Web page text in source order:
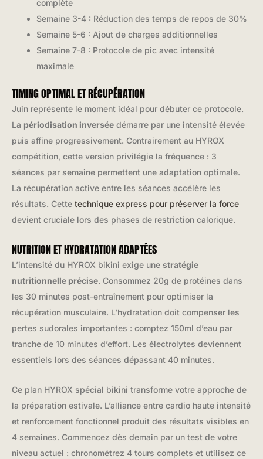
complète
Semaine 3-4 : Réduction des temps de repos de 30%
Semaine 5-6 : Ajout de charges additionnelles
Semaine 7-8 : Protocole de pic avec intensité
maximale
TIMING OPTIMAL ET RÉCUPÉRATION
Juin représente le moment idéal pour débuter ce protocole.
La périodisation inversée démarre par une intensité élevée
puis affine progressivement. Contrairement au HYROX
compétition, cette version privilégie la fréquence : 3
séances par semaine permettent une adaptation optimale.
La récupération active entre les séances accélère les
résultats. Cette technique express pour préserver la force
devient cruciale lors des phases de restriction calorique.
NUTRITION ET HYDRATATION ADAPTÉES
L’intensité du HYROX bikini exige une stratégie
nutritionnelle précise. Consommez 20g de protéines dans
les 30 minutes post-entraînement pour optimiser la
récupération musculaire. L’hydratation doit compenser les
pertes sudorales importantes : comptez 150ml d’eau par
tranche de 10 minutes d’effort. Les électrolytes deviennent
essentiels lors des séances dépassant 40 minutes.
Ce plan HYROX spécial bikini transforme votre approche de
la préparation estivale. L’alliance entre cardio haute intensité
et renforcement fonctionnel produit des résultats visibles en
4 semaines. Commencez dès demain par un test de votre
niveau actuel : chronométrez 4 tours complets et utilisez ce